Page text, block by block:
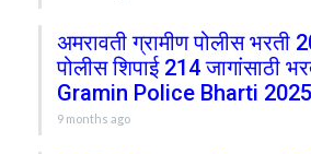
अमरावती ग्रामीण पोलीस भरती
पोलीस शिपाई 214 जागांसाठी
Gramin Police Bharti 2025
9 months ago